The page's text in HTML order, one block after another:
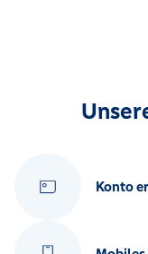
Konto